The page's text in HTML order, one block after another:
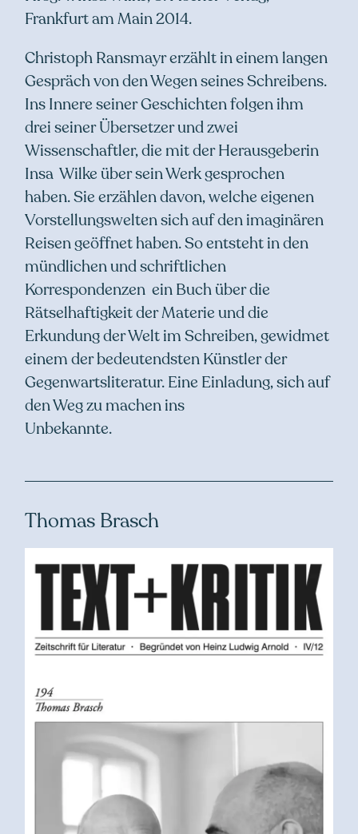
Frankfurt am Main 2014.
Christoph Ransmayr erzählt in einem langen
Gespräch von den Wegen seines Schreibens.
Ins Innere seiner Geschichten folgen ihm
drei seiner Übersetzer und zwei
Wissenschaftler, die mit der Herausgeberin
Insa Wilke über sein Werk gesprochen
haben. Sie erzählen davon, welche eigenen
Vorstellungswelten sich auf den imaginären
Reisen geöffnet haben. So entsteht in den
mündlichen und schriftlichen
Korrespondenzen ein Buch über die
Rätselhaftigkeit der Materie und die
Erkundung der Welt im Schreiben, gewidmet
einem der bedeutendsten Künstler der
Gegenwartsliteratur. Eine Einladung, sich auf
den Weg zu machen ins
Unbekannte.
Thomas Brasch